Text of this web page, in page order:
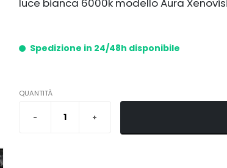
luce bianca 6000k modello Aura
Spedizione in 24/48h disponibile
QUANTITÀ